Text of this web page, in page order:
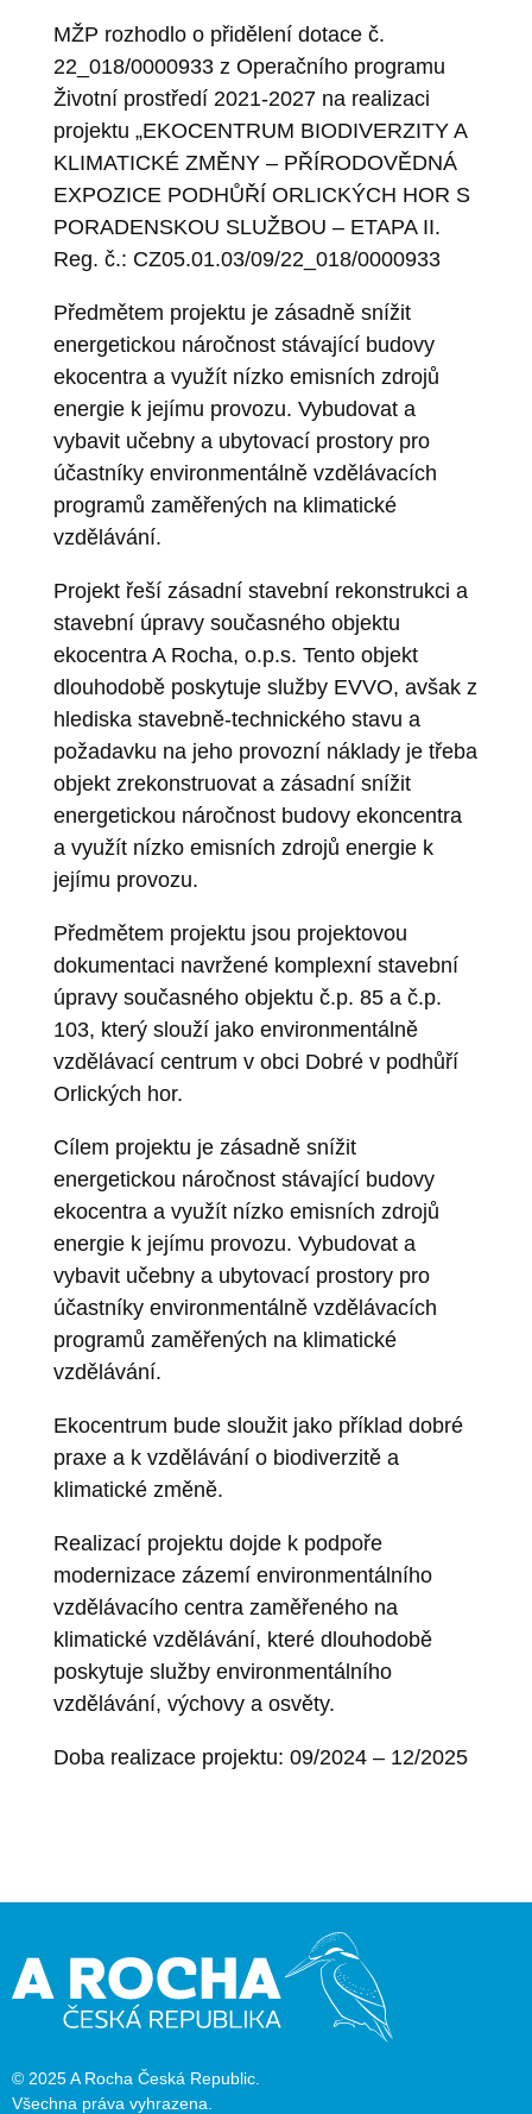
MŽP rozhodlo o přidělení dotace č.
22_018/0000933 z Operačního programu
Životní prostředí 2021-2027 na realizaci
projektu „EKOCENTRUM BIODIVERZITY A
KLIMATICKÉ ZMĚNY – PŘÍRODOVĚDNÁ
EXPOZICE PODHŮŘÍ ORLICKÝCH HOR S
PORADENSKOU SLUŽBOU – ETAPA II.
Reg. č.: CZ05.01.03/09/22_018/0000933
Předmětem projektu je zásadně snížit
energetickou náročnost stávající budovy
ekocentra a využít nízko emisních zdrojů
energie k jejímu provozu. Vybudovat a
vybavit učebny a ubytovací prostory pro
účastníky environmentálně vzdělávacích
programů zaměřených na klimatické
vzdělávání.
Projekt řeší zásadní stavební rekonstrukci a
stavební úpravy současného objektu
ekocentra A Rocha, o.p.s. Tento objekt
dlouhodobě poskytuje služby EVVO, avšak z
hlediska stavebně-technického stavu a
požadavku na jeho provozní náklady je třeba
objekt zrekonstruovat a zásadní snížit
energetickou náročnost budovy ekoncentra
a využít nízko emisních zdrojů energie k
jejímu provozu.
Předmětem projektu jsou projektovou
dokumentaci navržené komplexní stavební
úpravy současného objektu č.p. 85 a č.p.
103, který slouží jako environmentálně
vzdělávací centrum v obci Dobré v podhůří
Orlických hor.
Cílem projektu je zásadně snížit
energetickou náročnost stávající budovy
ekocentra a využít nízko emisních zdrojů
energie k jejímu provozu. Vybudovat a
vybavit učebny a ubytovací prostory pro
účastníky environmentálně vzdělávacích
programů zaměřených na klimatické
vzdělávání.
Ekocentrum bude sloužit jako příklad dobré
praxe a k vzdělávání o biodiverzitě a
klimatické změně.
Realizací projektu dojde k podpoře
modernizace zázemí environmentálního
vzdělávacího centra zaměřeného na
klimatické vzdělávání, které dlouhodobě
poskytuje služby environmentálního
vzdělávání, výchovy a osvěty.
Doba realizace projektu: 09/2024 – 12/2025
© 2025 A Rocha Česká Republic.
Všechna práva vyhrazena.